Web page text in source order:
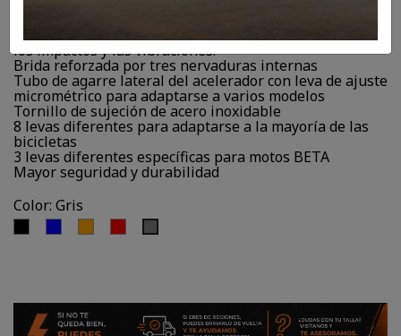
los impactos y las vibraciones.
Brida reforzada por tres nervaduras internas
Tubo de agarre lateral del acelerador con leva de ajuste
micrométrico para adaptarse a varios modelos
Tornillo de sujeción de acero inoxidable
8 levas diferentes para adaptarse a la mayoría de las
bicicletas
3 levas diferentes específicas para motos BETA
Mayor seguridad y durabilidad
Color: Gris
Rojo